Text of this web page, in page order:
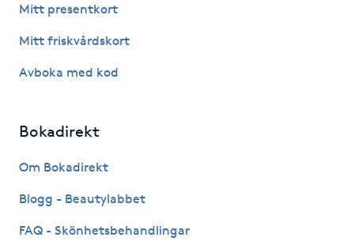
Hudvård
Hyaluronsyra
Hårborttagning
Mitt presentkort
Mitt friskvårdskort
Avboka med kod
Bokadirekt
Om Bokadirekt
Blogg - Beautylabbet
FAQ - Skönhetsbehandlingar